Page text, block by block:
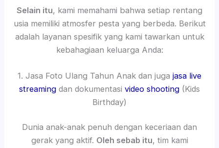
Selain itu, kami memahami bahwa setiap rentang
usia memiliki atmosfer pesta yang berbeda. Berikut
adalah layanan spesifik yang kami tawarkan untuk
kebahagiaan keluarga Anda:
1. Jasa Foto Ulang Tahun Anak dan juga jasa live
streaming dan dokumentasi video shooting (Kids
Birthday)
Dunia anak-anak penuh dengan keceriaan dan
gerak yang aktif. Oleh sebab itu, tim kami